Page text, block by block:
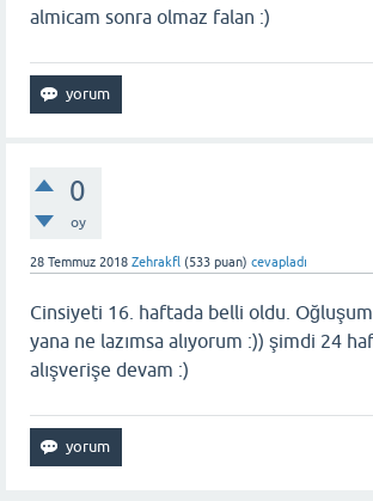
almicam sonra olmaz falan :)
0
oy
28 Temmuz 2018 Zehrakfl (533 puan) cevapladı
Cinsiyeti 16. haftada belli oldu.
yana ne lazımsa alıyorum :)) şimdi 24
alışverişe devam :)